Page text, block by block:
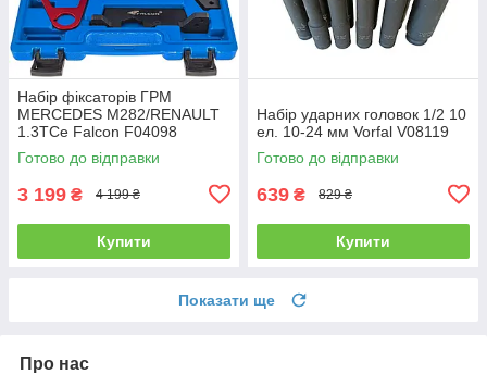
Набір фіксаторів ГРМ
MERCEDES M282/RENAULT
1.3TCe Falcon F04098
Готово до відправки
3 199 ₴ 4 199 ₴
Купити
Набір ударних головок 1/2 10
ел. 10-24 мм Vorfal V08119
Готово до відправки
639 ₴ 829 ₴
Купити
Показати ще
Про нас